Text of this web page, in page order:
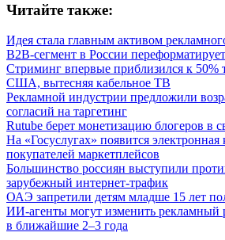
Читайте также:
Идея стала главным активом
B2B-сегмент в России
Стриминг впервые приблизился к 50%
США, вытесняя кабельное ТВ
Рекламной индустрии предложили
согласий на таргетинг
Rutube берет монетизацию блогеров в
На «Госуслугах» появится
покупателей маркетплейсов
Большинство россиян выступили
зарубежный интернет-трафик
ОАЭ запретили детям младше 15 лет
ИИ-агенты могут изменить
в ближайшие 2–3 года